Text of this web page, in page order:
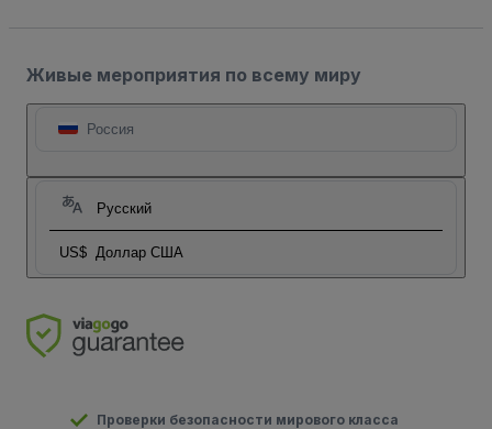
Живые мероприятия по всему миру
Россия
Русский
US$ Доллар США
Проверки безопасности мирового класса